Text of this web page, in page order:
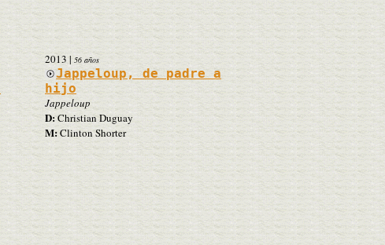
2013 | 56 años
Jappeloup, de padre a
hijo
Jappeloup
D:Christian Duguay
M:Clinton Shorter